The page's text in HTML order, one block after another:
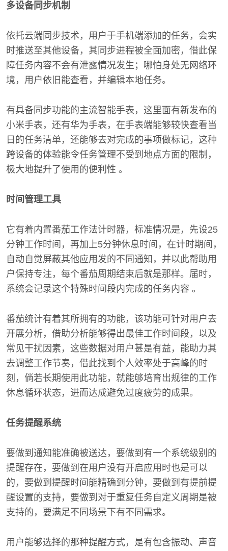
多设备同步机制
依托云端同步技术，用户于手机端添加的任务，会实
时推送至其他设备，其同步进程被全面加密，借此保
障任务内容不会有泄露情况发生；哪怕身处无网络环
境，用户依旧能查看，并编辑本地任务。
有具备同步功能的主流智能手表，这里面有新发布的
小米手表，还有华为手表，在手表端能够较快查看当
日的任务清单，还能够去对完成的事项做标记，这种
跨设备的体验能令任务管理不受到地点方面的限制，
极大地提升了使用的便利性 。
时间管理工具
它有着内置番茄工作法计时器，标准情况是，先设25
分钟工作时间，再加上5分钟休息时间，在计时期间，
自动自觉屏蔽其他应用发的不同通知，并以此帮助用
户保持专注，每个番茄周期结束后就是那样。届时，
系统会记录这个特殊时间段内完成的任务内容 。
番茄统计有着其所拥有的功能，该功能可针对用户去
开展分析，借助分析能够得出最佳工作时间段，以及
常见干扰因素，这些数据对用户甚是有益，能助力其
去调整工作节奏，借此找到个人效率处于高峰的时
刻，倘若长期使用此功能，就能够培育出规律的工作
休息循环状态，进而达成避免过度疲劳的成果。
任务提醒系统
要做到通知能准确被送达，要做到有一个系统级别的
提醒存在，要做到在用户没有开启应用时也是可以
的，要做到提醒时间能精确到分钟，要做到有提前提
醒设置的支持，要做到对于重复任务自定义周期是被
支持的，要满足不同场景下有不同需求。
用户能够选择的那种提醒方式，是有包含振动、声音